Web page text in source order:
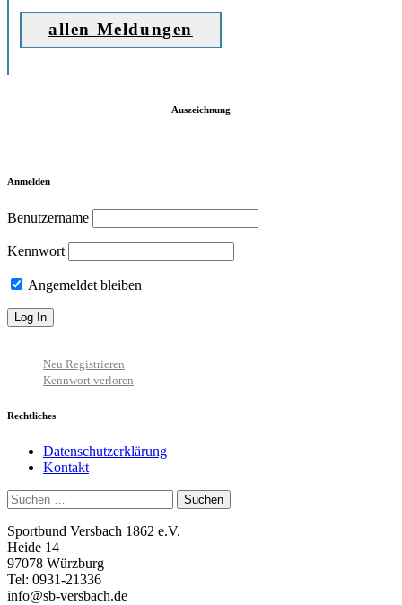
allen Meldungen
Auszeichnung
Anmelden
Benutzername
Kennwort
Angemeldet bleiben
Neu Registrieren
Kennwort verloren
Rechtliches
Datenschutzerklärung
Kontakt
Suchen
nach:
Sportbund Versbach 1862 e.V.
Heide 14
97078 Würzburg
Tel: 0931-21336
info@sb-versbach.de